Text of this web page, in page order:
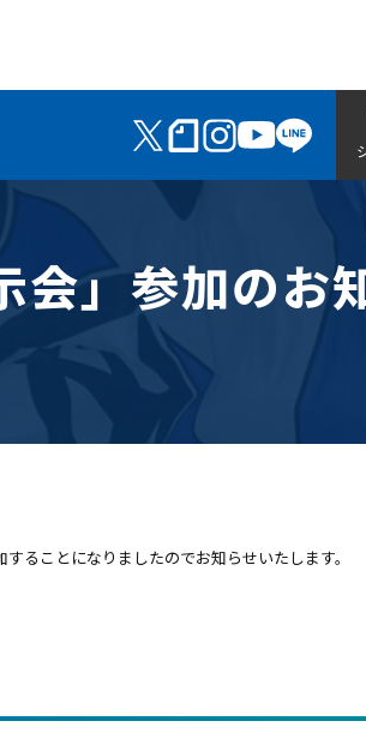
会」参加のお
ることになりましたのでお知らせいたします。